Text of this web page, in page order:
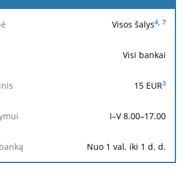
Visos šalys4, 7
Visi bankai
15 EUR3
I–V 8.00–17.00
Nuo 1 val. iki 1 d. d.